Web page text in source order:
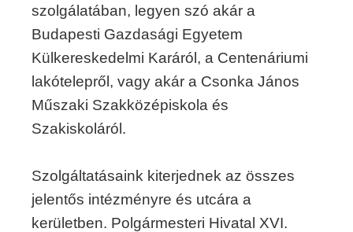
szolgálatában, legyen szó akár a
Budapesti Gazdasági Egyetem
Külkereskedelmi Karáról, a Centenáriumi
lakótelepről, vagy akár a Csonka János
Műszaki Szakközépiskola és
Szakiskoláról.
Szolgáltatásaink kiterjednek az összes
jelentős intézményre és utcára a
kerületben. Polgármesteri Hivatal XVI.